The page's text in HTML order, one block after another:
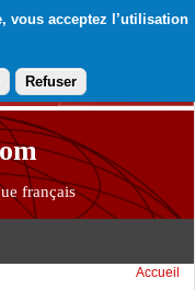
vous acceptez l’utilisation
Refuser
français
Accueil